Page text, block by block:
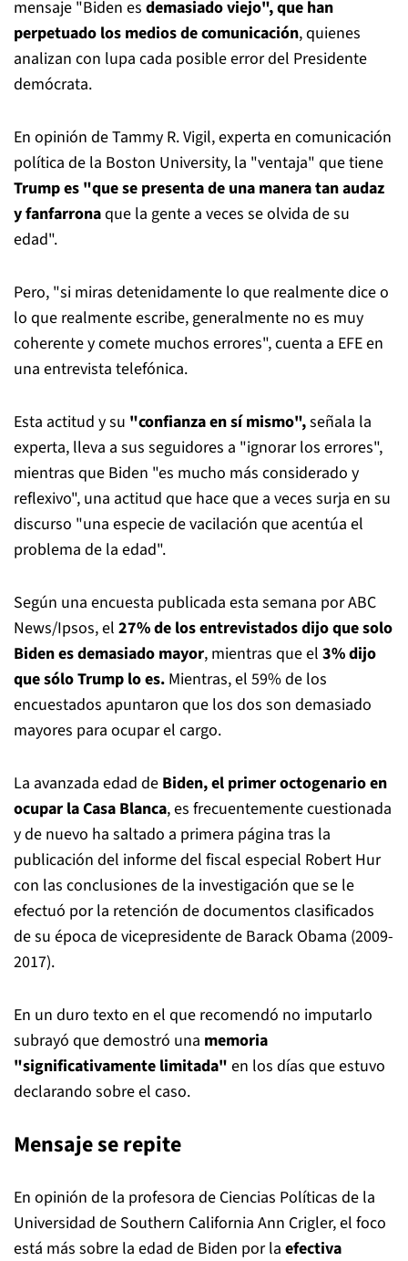
mensaje "Biden es demasiado viejo", que han
perpetuado los medios de comunicación, quienes
analizan con lupa cada posible error del Presidente
demócrata.
En opinión de Tammy R. Vigil, experta en comunicación
política de la Boston University, la "ventaja" que tiene
Trump es "que se presenta de una manera tan audaz
y fanfarronaque la gente a veces se olvida de su
edad".
Pero, "si miras detenidamente lo que realmente dice o
lo que realmente escribe, generalmente no es muy
coherente y comete muchos errores", cuenta a EFE en
una entrevista telefónica.
Esta actitud y su "confianza en sí mismo",señala la
experta, lleva a sus seguidores a "ignorar los errores",
mientras que Biden "es mucho más considerado y
reflexivo", una actitud que hace que a veces surja en su
discurso "una especie de vacilación que acentúa el
problema de la edad".
Según una encuesta publicada esta semana por ABC
News/Ipsos, el 27% de los entrevistados dijo que solo
Biden es demasiado mayor, mientras que el 3% dijo
que sólo Trump lo es. Mientras, el 59% de los
encuestados apuntaron que los dos son demasiado
mayores para ocupar el cargo.
La avanzada edad de Biden, el primer octogenario en
ocupar la Casa Blanca, es frecuentemente cuestionada
y de nuevo ha saltado a primera página tras la
publicación del informe del fiscal especial Robert Hur
con las conclusiones de la investigación que se le
efectuó por la retención de documentos clasificados
de su época de vicepresidente de Barack Obama (2009-
2017).
En un duro texto en el que recomendó no imputarlo
subrayó que demostró una memoria
"significativamente limitada" en los días que estuvo
declarando sobre el caso.
Mensaje se repite
En opinión de la profesora de Ciencias Políticas de la
Universidad de Southern California Ann Crigler, el foco
está más sobre la edad de Biden por la efectiva